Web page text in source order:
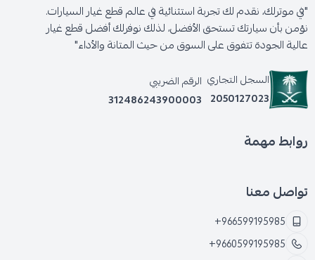
*ضعف أداء الفرامل خاصة عند الاستخدام المتكرر أو في
*ارتفاع درجة حرارة الهوبات ومنظومة الفرامل بشكل
"في موترلك، نقدم لك تجربة استثنائية في عالم قطع غيار السيارات.
نؤمن بأن سيارتك تستحق الأفضل، لذلك نوفرلك أفضل قطع غيار
عالية الجودة تتفوق على السوق من حيث المتانة والأداء"
السجل التجاري
2050127023
الرقم الضريبي
312486243900003
روابط مهمة
تواصل معنا
+966599195985
+9660599195985